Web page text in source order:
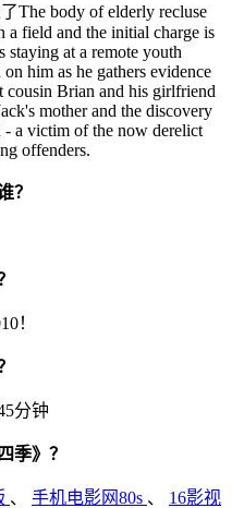
The body of elderly recluse
a field and the initial charge is
staying at a remote youth
him as he gathers evidence
cousin Brian and his girlfriend
mother and the discovery
- a victim of the now derelict
offenders.
？
！
分钟
季》？
、 手机电影网80s 、 16影视